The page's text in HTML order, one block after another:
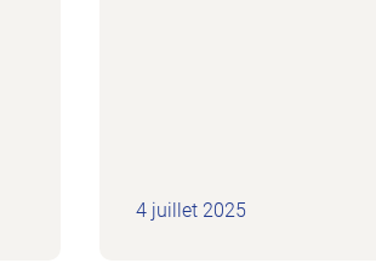
4 juillet 2025